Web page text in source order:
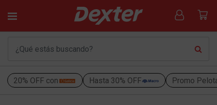
20% OFF con Hasta 30% OFF Promo